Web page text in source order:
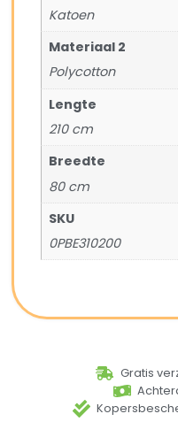
Katoen
Materiaal 2
Polycotton
Lengte
210 cm
Breedte
80 cm
SKU
0PBE310200
Gratis